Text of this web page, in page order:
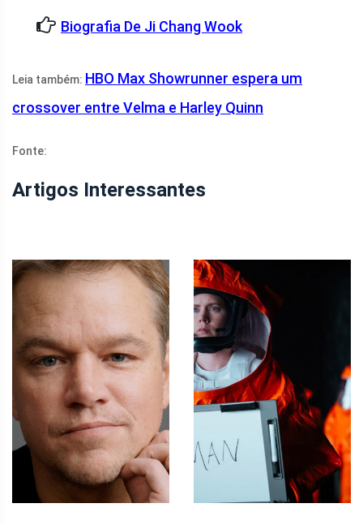
Biografia De Ji Chang Wook
Leia também: HBO Max Showrunner espera um
crossover entre Velma e Harley Quinn
Fonte:
Artigos Interessantes